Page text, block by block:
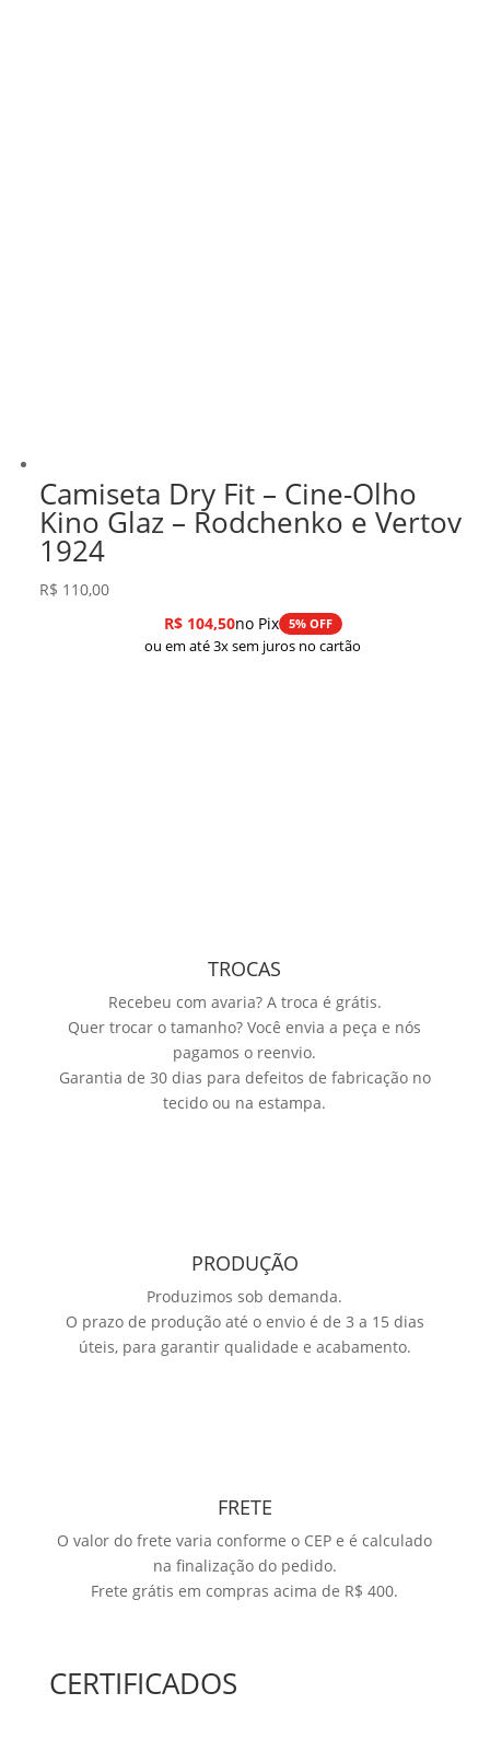
Camiseta Dry Fit – Cine-Olho
Kino Glaz – Rodchenko e Vertov
1924
R$ 110,00
R$104,50no Pix 5% OFF
ou em até 3x sem juros no cartão
TROCAS
Recebeu com avaria? A troca é grátis.
Quer trocar o tamanho? Você envia a peça e nós
pagamos o reenvio.
Garantia de 30 dias para defeitos de fabricação no
tecido ou na estampa.
PRODUÇÃO
Produzimos sob demanda.
O prazo de produção até o envio é de 3 a 15 dias
úteis, para garantir qualidade e acabamento.
FRETE
O valor do frete varia conforme o CEP e é calculado
na finalização do pedido.
Frete grátis em compras acima de R$ 400.
CERTIFICADOS